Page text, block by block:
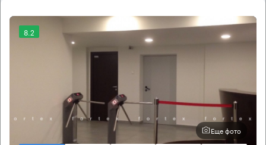
8.2
Еще фото